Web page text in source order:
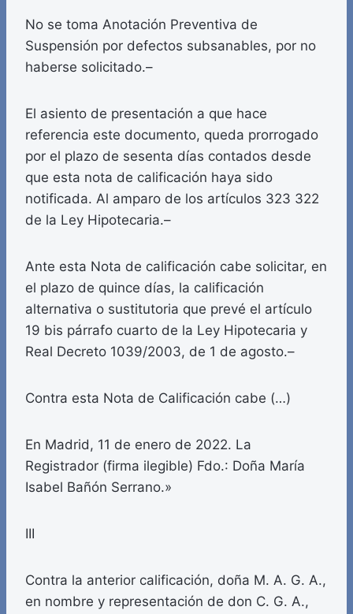
No se toma Anotación Preventiva de
Suspensión por defectos subsanables, por no
haberse solicitado.–
El asiento de presentación a que hace
referencia este documento, queda prorrogado
por el plazo de sesenta días contados desde
que esta nota de calificación haya sido
notificada. Al amparo de los artículos 323 322
de la Ley Hipotecaria.–
Ante esta Nota de calificación cabe solicitar, en
el plazo de quince días, la calificación
alternativa o sustitutoria que prevé el artículo
19 bis párrafo cuarto de la Ley Hipotecaria y
Real Decreto 1039/2003, de 1 de agosto.–
Contra esta Nota de Calificación cabe (…)
En Madrid, 11 de enero de 2022. La
Registrador (firma ilegible) Fdo.: Doña María
Isabel Bañón Serrano.»
III
Contra la anterior calificación, doña M. A. G. A.,
en nombre y representación de don C. G. A.,